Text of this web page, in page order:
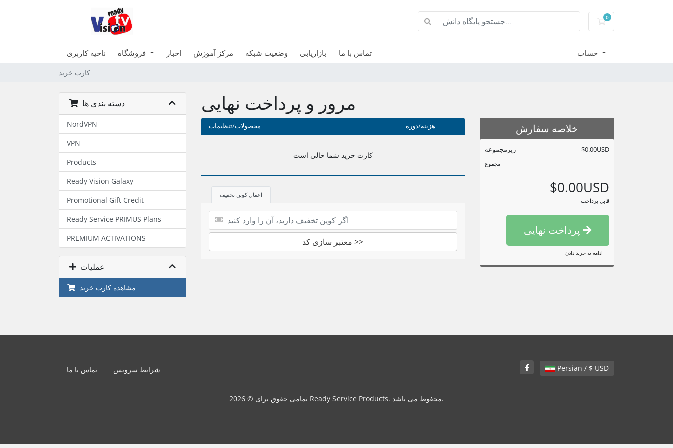
0
کارت خرید
ناحیه کاربری اخبار مرکز آموزش وضعیت شبکه بازاریابی تماس با ما
کارت خرید
دسته بندی ها
NordVPN
VPN
Products
Ready Vision Galaxy
Promotional Gift Credit
Ready Service PRIMUS Plans
PREMIUM ACTIVATIONS
عملیات
مشاهده کارت خرید
مرور و پرداخت نهایی
محصولات/تنظیمات هزینه/دوره
کارت خرید شما خالی است
اعمال کوپن تخفیف
معتبر سازی کد >>
خلاصه سفارش
زیرمجموعه $0.00USD
مجموع
$0.00USD
قابل پرداخت
ادامه به خرید دادن
Persian / $ USD تماس با ما شرایط سرویس
تمامی حقوق برای © 2026 Ready Service Products. محفوط می باشد.